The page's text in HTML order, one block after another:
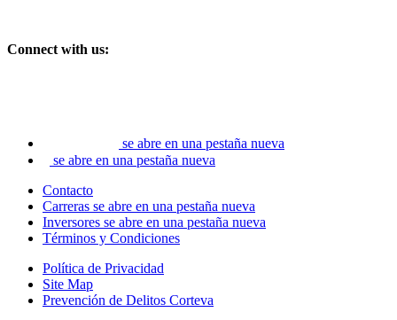
Connect with us:
se abre en una pestaña nueva
se abre en una pestaña nueva
Contacto
Carreras se abre en una pestaña nueva
Inversores se abre en una pestaña nueva
Términos y Condiciones
Política de Privacidad
Site Map
Prevención de Delitos Corteva